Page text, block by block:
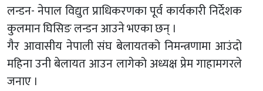
लन्डन- नेपाल विद्युत प्राधिकरणका पूर्व कार्यकारी निर्देशक
कुलमान घिसिङ लन्डन आउने भएका छन् ।
गैर आवासीय नेपाली संघ बेलायतको निमन्त्रणामा आउंदो
महिना उनी बेलायत आउन लागेको अध्यक्ष प्रेम गाहामगरले
जनाए ।